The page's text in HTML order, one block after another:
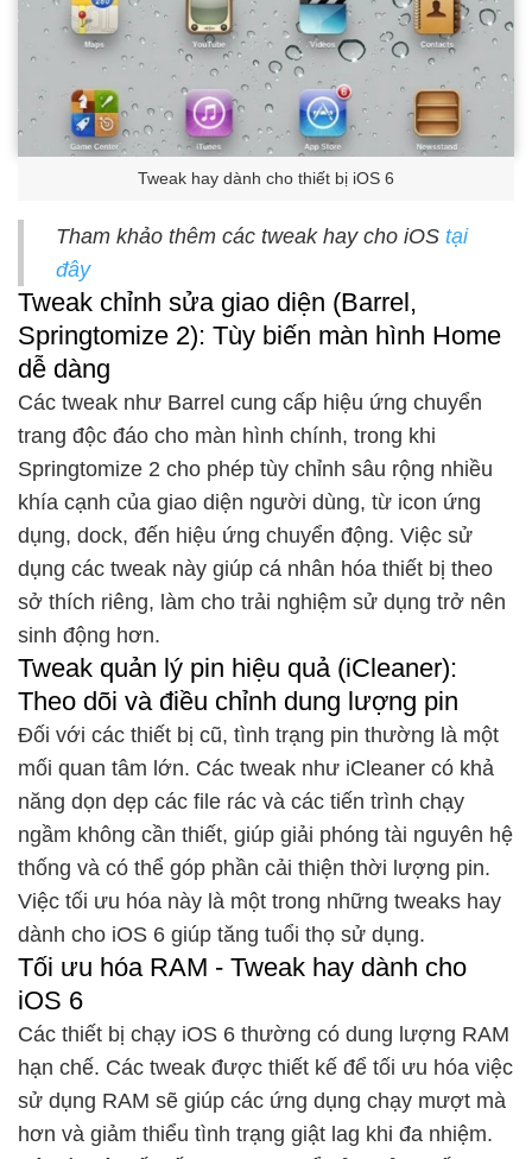
Tweak hay dành cho thiết bị iOS 6
Tham khảo thêm các tweak hay cho iOS tại
đây
Tweak chỉnh sửa giao diện (Barrel,
Springtomize 2): Tùy biến màn hình Home
dễ dàng
Các tweak như Barrel cung cấp hiệu ứng chuyển
trang độc đáo cho màn hình chính, trong khi
Springtomize 2 cho phép tùy chỉnh sâu rộng nhiều
khía cạnh của giao diện người dùng, từ icon ứng
dụng, dock, đến hiệu ứng chuyển động. Việc sử
dụng các tweak này giúp cá nhân hóa thiết bị theo
sở thích riêng, làm cho trải nghiệm sử dụng trở nên
sinh động hơn.
Tweak quản lý pin hiệu quả (iCleaner):
Theo dõi và điều chỉnh dung lượng pin
Đối với các thiết bị cũ, tình trạng pin thường là một
mối quan tâm lớn. Các tweak như iCleaner có khả
năng dọn dẹp các file rác và các tiến trình chạy
ngầm không cần thiết, giúp giải phóng tài nguyên hệ
thống và có thể góp phần cải thiện thời lượng pin.
Việc tối ưu hóa này là một trong những tweaks hay
dành cho iOS 6 giúp tăng tuổi thọ sử dụng.
Tối ưu hóa RAM - Tweak hay dành cho
iOS 6
Các thiết bị chạy iOS 6 thường có dung lượng RAM
hạn chế. Các tweak được thiết kế để tối ưu hóa việc
sử dụng RAM sẽ giúp các ứng dụng chạy mượt mà
hơn và giảm thiểu tình trạng giật lag khi đa nhiệm.